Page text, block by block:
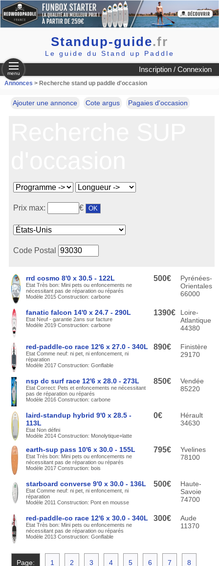
Standup-guide.fr
Le guide du Stand up Paddle
Inscription / Connexion
menu
Annonces > Recherche stand up paddle d'occasion
Ajouter une annonce Cote argus Pagaies d'occasion
Prix max: €
Code Postal
rrd cosmo 8'0 x 30.5 - 122L
Etat Très bon: Mini pets ou enfoncements ne
nécessitant pas de réparation ou réparés
Modèle 2015 Construction: carbone
500€
Pyrénées-
Orientales
66000
fanatic falcon 14'0 x 24.7 - 290L
Etat Neuf - garantie 2ans sur facture
Modèle 2019 Construction: carbone
1390€
Loire-
Atlantique
44380
red-paddle-co race 12'6 x 27.0 - 340L
Etat Comme neuf: ni pet, ni enfoncement, ni
réparation
Modèle 2017 Construction: Gonflable
890€
Finistère
29170
nsp dc surf race 12'6 x 28.0 - 273L
Etat Correct: Pets et enfoncements ne nécessitant
pas de réparation ou réparés
Modèle 2016 Construction: carbone
850€
Vendée
85220
laird-standup hybrid 9'0 x 28.5 -
113L
Etat Non défini
Modèle 2014 Construction: Monolytique+latte
0€
Hérault
34630
earth-sup pass 10'6 x 30.0 - 155L
Etat Très bon: Mini pets ou enfoncements ne
nécessitant pas de réparation ou réparés
Modèle 2017 Construction: bois
795€
Yvelines
78100
starboard converse 9'0 x 30.0 - 136L
Etat Comme neuf: ni pet, ni enfoncement, ni
réparation
Modèle 2011 Construction: Pont en mousse
500€
Haute-
Savoie
74700
red-paddle-co race 12'6 x 30.0 - 340L
Etat Très bon: Mini pets ou enfoncements ne
nécessitant pas de réparation ou réparés
Modèle 2013 Construction: Gonflable
300€
Aude
11370
Page: 1 2 3 4 5 6 7 8